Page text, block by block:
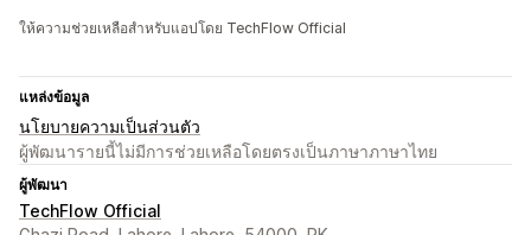
ให้ความช่วยเหลือสำหรับแอปโดย TechFlow Official
แหล่งข้อมูล
นโยบายความเป็นส่วนตัว
ผู้พัฒนารายนี้ไม่มีการช่วยเหลือโดยตรงเป็นภาษาภาษาไทย
ผู้พัฒนา
TechFlow Official